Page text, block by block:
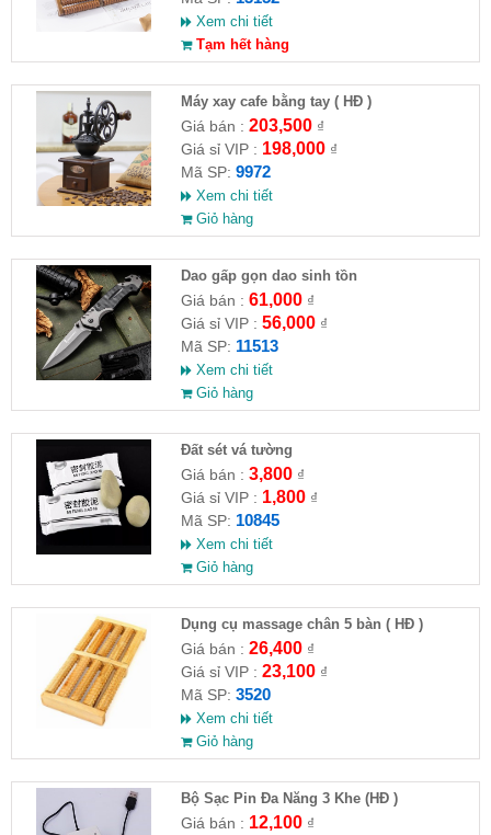
Xem chi tiết
Tạm hết hàng
Máy xay cafe bằng tay ( HĐ )
Giá bán : 203,500₫
Giá sỉ VIP : 198,000₫
Mã SP: 9972
Xem chi tiết
Giỏ hàng
Dao gấp gọn dao sinh tồn
Giá bán : 61,000₫
Giá sỉ VIP : 56,000₫
Mã SP: 11513
Xem chi tiết
Giỏ hàng
Đất sét vá tường
Giá bán : 3,800₫
Giá sỉ VIP : 1,800₫
Mã SP: 10845
Xem chi tiết
Giỏ hàng
Dụng cụ massage chân 5 bàn ( HĐ )
Giá bán : 26,400₫
Giá sỉ VIP : 23,100₫
Mã SP: 3520
Xem chi tiết
Giỏ hàng
Bộ Sạc Pin Đa Năng 3 Khe (HĐ )
Giá bán : 12,100₫